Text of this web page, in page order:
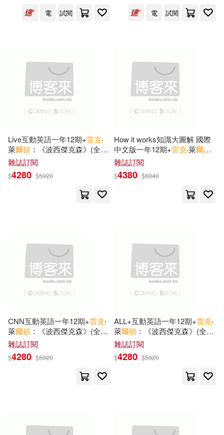
電
試閱
電
試閱
Live互動英語一年12期+雷克‧
萊爾頓 ：《波西傑克森》(全7
書)
雜誌訂閱
$4280 $5920
How it works知識大圖解 國際
中文版一年12期+雷克‧萊爾
頓：《波西傑克森》(全7書)
雜誌訂閱
$4380 $6040
CNN互動英語一年12期+雷克‧
萊爾頓 ：《波西傑克森》(全7
書)
雜誌訂閱
$4280 $5920
ALL+互動英語一年12期+雷克‧
萊爾頓 ：《波西傑克森》(全7
書)
雜誌訂閱
$4280 $5920